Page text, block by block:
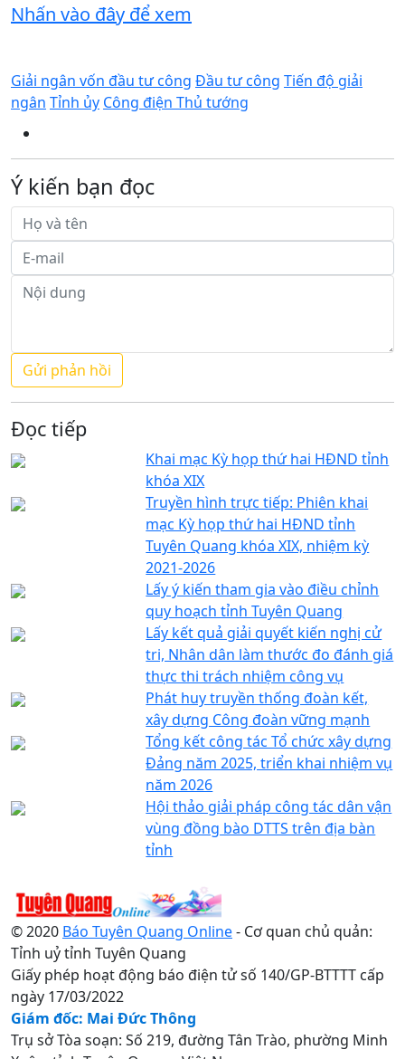
Nhấn vào đây để xem
Giải ngân vốn đầu tư công Đầu tư công Tiến độ giải
ngân Tỉnh ủy Công điện Thủ tướng
Ý kiến bạn đọc
Đọc tiếp
Khai mạc Kỳ họp thứ hai HĐND tỉnh
khóa XIX
Truyền hình trực tiếp: Phiên khai
mạc Kỳ họp thứ hai HĐND tỉnh
Tuyên Quang khóa XIX, nhiệm kỳ
2021-2026
Lấy ý kiến tham gia vào điều chỉnh
quy hoạch tỉnh Tuyên Quang
Lấy kết quả giải quyết kiến nghị cử
tri, Nhân dân làm thước đo đánh giá
thực thi trách nhiệm công vụ
Phát huy truyền thống đoàn kết,
xây dựng Công đoàn vững mạnh
Tổng kết công tác Tổ chức xây dựng
Đảng năm 2025, triển khai nhiệm vụ
năm 2026
Hội thảo giải pháp công tác dân vận
vùng đồng bào DTTS trên địa bàn
tỉnh
© 2020 Báo Tuyên Quang Online- Cơ quan chủ quản:
Tỉnh uỷ tỉnh Tuyên Quang
Giấy phép hoạt động báo điện tử số 140/GP-BTTTT cấp
ngày 17/03/2022
Giám đốc: Mai Đức Thông
Trụ sở Tòa soạn: Số 219, đường Tân Trào, phường Minh